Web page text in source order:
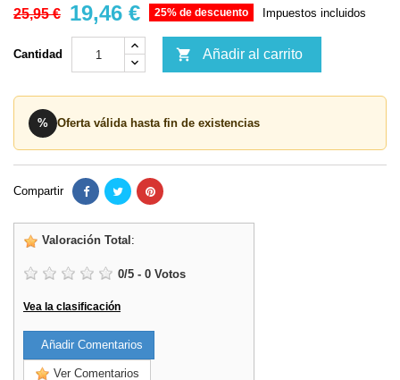
25,95 € 19,46 € 25% de descuento Impuestos incluidos
Cantidad  Añadir al carrito
% Oferta válida hasta fin de existencias
Compartir
Valoración Total :
0/5 - 0 Votos
Vea la clasificación
Añadir Comentarios
Ver Comentarios